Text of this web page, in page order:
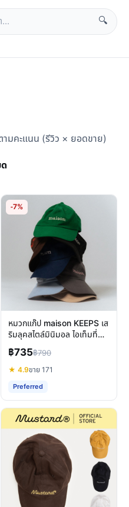
🔍
มคะแนน (รีวิว × ยอดขาย)
-7%
หมวกแก๊ป maison KEEPS เส
ริมลุคสไตล์มินิมอล ไอเท็มที่
ต้องมี
฿735฿790
★ 4.9ขาย 171
Preferred